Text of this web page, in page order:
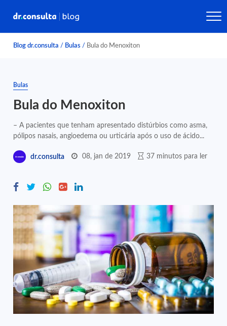
Blog dr.consulta / Bulas / Bula do Menoxiton
Bulas
Bula do Menoxiton
– A pacientes que tenham apresentado distúrbios como asma,
pólipos nasais, angioedema ou urticária após o uso de ácido...
dr.consulta 08, jan de 2019 37 minutos para ler